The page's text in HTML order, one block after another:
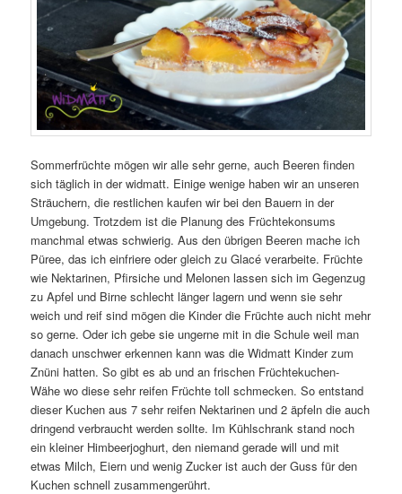
Sommerfrüchte mögen wir alle sehr gerne, auch Beeren finden
sich täglich in der widmatt. Einige wenige haben wir an unseren
Sträuchern, die restlichen kaufen wir bei den Bauern in der
Umgebung. Trotzdem ist die Planung des Früchtekonsums
manchmal etwas schwierig. Aus den übrigen Beeren mache ich
Püree, das ich einfriere oder gleich zu Glacé verarbeite. Früchte
wie Nektarinen, Pfirsiche und Melonen lassen sich im Gegenzug
zu Apfel und Birne schlecht länger lagern und wenn sie sehr
weich und reif sind mögen die Kinder die Früchte auch nicht mehr
so gerne. Oder ich gebe sie ungerne mit in die Schule weil man
danach unschwer erkennen kann was die Widmatt Kinder zum
Znüni hatten. So gibt es ab und an frischen Früchtekuchen-
Wähe wo diese sehr reifen Früchte toll schmecken. So entstand
dieser Kuchen aus 7 sehr reifen Nektarinen und 2 äpfeln die auch
dringend verbraucht werden sollte. Im Kühlschrank stand noch
ein kleiner Himbeerjoghurt, den niemand gerade will und mit
etwas Milch, Eiern und wenig Zucker ist auch der Guss für den
Kuchen schnell zusammengerührt.